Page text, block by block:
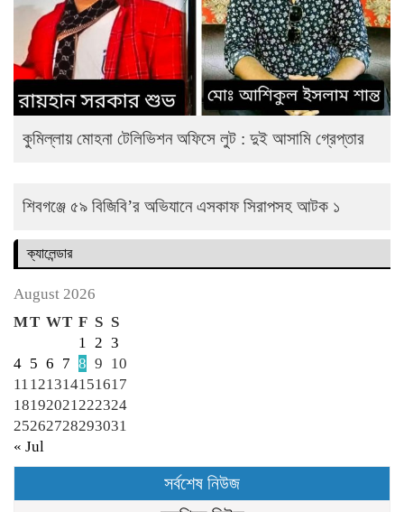
কুমিল্লায় মোহনা টেলিভিশন অফিসে লুট : দুই আসামি গ্রেপ্তার
শিবগঞ্জে ৫৯ বিজিবি’র অভিযানে এসকাফ সিরাপসহ আটক ১
ক্যালেন্ডার
August 2026
MT WT F S S
1
2 3
4 5 6 7 8 9 10
11 121314151617
18192021 222324
25262728293031
« Jul
সর্বশেষ নিউজ